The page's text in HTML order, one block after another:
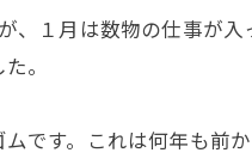
、１月は数物の仕事が入
。
です。これは何年も前